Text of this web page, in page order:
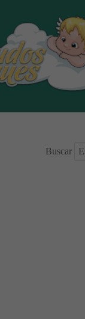
Buscar